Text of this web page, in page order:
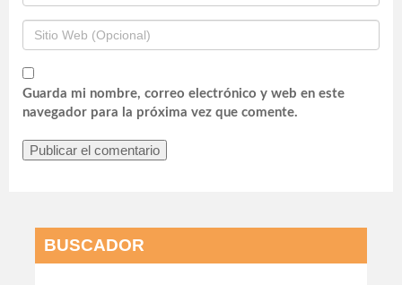
Guarda mi nombre, correo electrónico y web en este
navegador para la próxima vez que comente.
BUSCADOR